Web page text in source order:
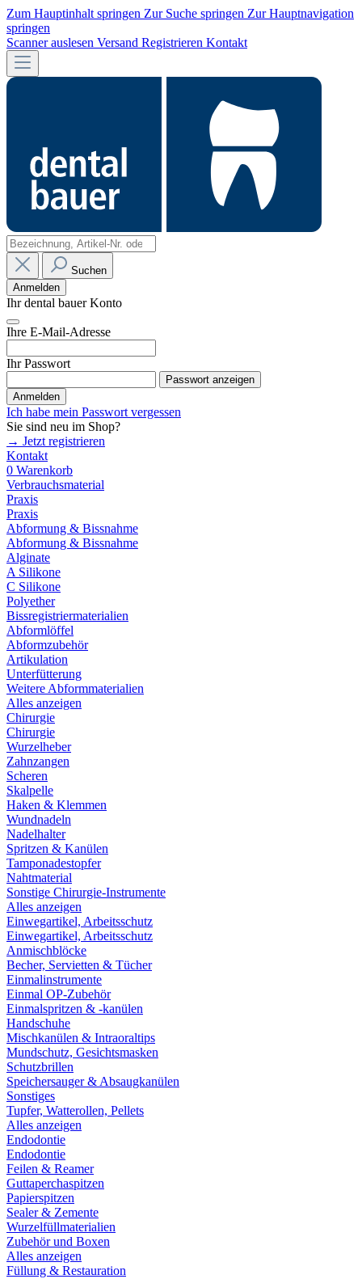
Zum Hauptinhalt springen Zur Suche springen Zur Hauptnavigation
springen
Scanner auslesen Versand Registrieren Kontakt
Suchen
Anmelden
Ihr dental bauer Konto
Ihre E-Mail-Adresse
Ihr Passwort
Passwort anzeigen
Anmelden
Ich habe mein Passwort vergessen
Sie sind neu im Shop?
→ Jetzt registrieren
Kontakt
0 Warenkorb
Verbrauchsmaterial
Praxis
Praxis
Abformung & Bissnahme
Abformung & Bissnahme
Alginate
A Silikone
C Silikone
Polyether
Bissregistriermaterialien
Abformlöffel
Abformzubehör
Artikulation
Unterfütterung
Weitere Abformmaterialien
Alles anzeigen
Chirurgie
Chirurgie
Wurzelheber
Zahnzangen
Scheren
Skalpelle
Haken & Klemmen
Wundnadeln
Nadelhalter
Spritzen & Kanülen
Tamponadestopfer
Nahtmaterial
Sonstige Chirurgie-Instrumente
Alles anzeigen
Einwegartikel, Arbeitsschutz
Einwegartikel, Arbeitsschutz
Anmischblöcke
Becher, Servietten & Tücher
Einmalinstrumente
Einmal OP-Zubehör
Einmalspritzen & -kanülen
Handschuhe
Mischkanülen & Intraoraltips
Mundschutz, Gesichtsmasken
Schutzbrillen
Speichersauger & Absaugkanülen
Sonstiges
Tupfer, Watterollen, Pellets
Alles anzeigen
Endodontie
Endodontie
Feilen & Reamer
Guttaperchaspitzen
Papierspitzen
Sealer & Zemente
Wurzelfüllmaterialien
Zubehör und Boxen
Alles anzeigen
Füllung & Restauration